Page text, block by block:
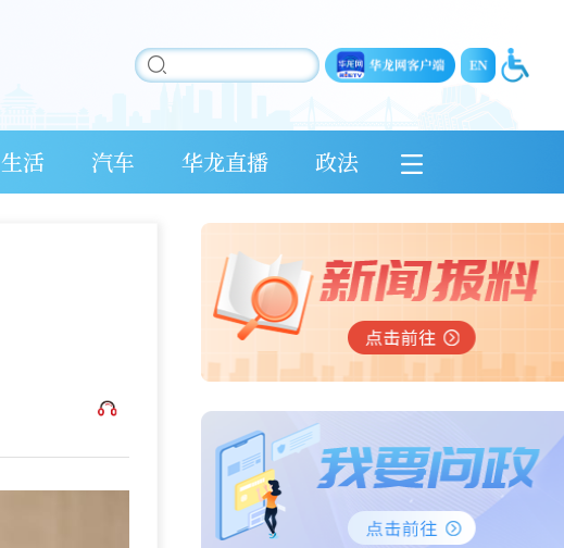
生活 汽车 华龙直播 政法